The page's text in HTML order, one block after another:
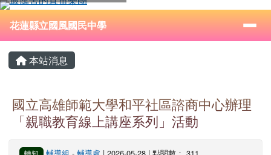
跳至主內容區
花蓮縣立國風國民中學
⏸
導覽列
花蓮縣立國風國民中學
主內容區域
本站消息
國立高雄師範大學和平社區諮商中心辦理
「親職教育線上講座系列」活動
轉知
頁尾區域